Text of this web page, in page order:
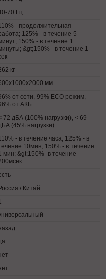
70 Гц
- продолжительная
125% - в течение 5
150% - в течение 1
&gt;150% - в течение 1
кг
мм
от сети, 99% ECO режим,
от АКБ
72 дБА (100% нагрузки), < 69
(45% нагрузки)
- в течение часа; 125% - в
10мин; 150% - в течение
мин; &gt;150%- в течение
/ Китай